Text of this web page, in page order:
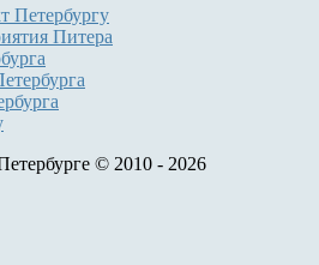
Петербургу
Питера
© 2010 - 2026